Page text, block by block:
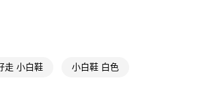
，可選擇「超商條碼／台灣大直營門市／銀行轉
」等通路繳費。
並確認金額後，即可完成結帳。
14天內，點擊此簡訊中的連結，可透過四大超商／
含以上)免運費
走 小白鞋 小白鞋 白色